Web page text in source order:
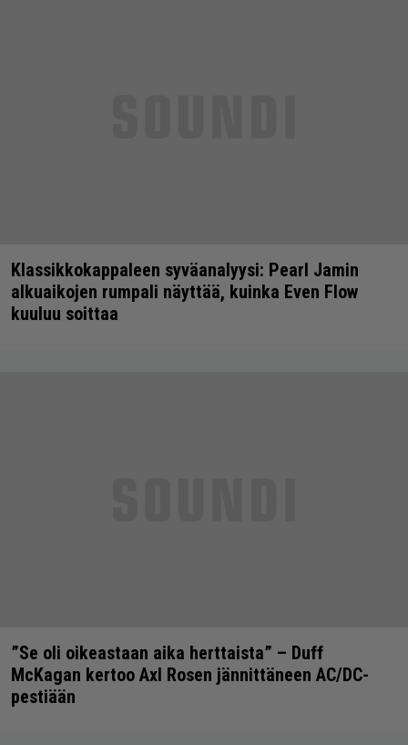
Klassikkokappaleen syväanalyysi: Pearl Jamin
alkuaikojen rumpali näyttää, kuinka Even Flow
kuuluu soittaa
”Se oli oikeastaan aika herttaista” – Duff
McKagan kertoo Axl Rosen jännittäneen AC/DC-
pestiään